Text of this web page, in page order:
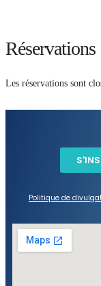
Réservations
Les réservations sont
​​Politique de